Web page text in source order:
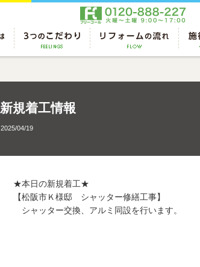
新規着工情報
2025/04/19
★本日の新規着工★
【松阪市Ｋ様邸 シャッター修繕工事】
シャッター交換、アルミ同設を行います。